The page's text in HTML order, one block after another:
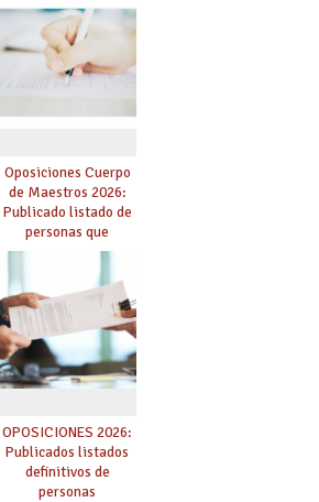
prácticas, se regulan
dichas prácticas y se
convoca acto público
de adjudicación
Oposiciones Cuerpo
de Maestros 2026:
Publicado listado de
personas que
adquieren nueva
especialidad
OPOSICIONES 2026:
Publicados listados
definitivos de
personas